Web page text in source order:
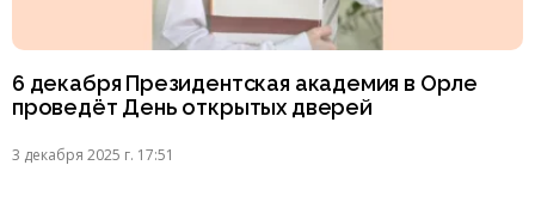
6 декабря Президентская академия в Орле
проведёт День открытых дверей
3 декабря 2025 г. 17:51